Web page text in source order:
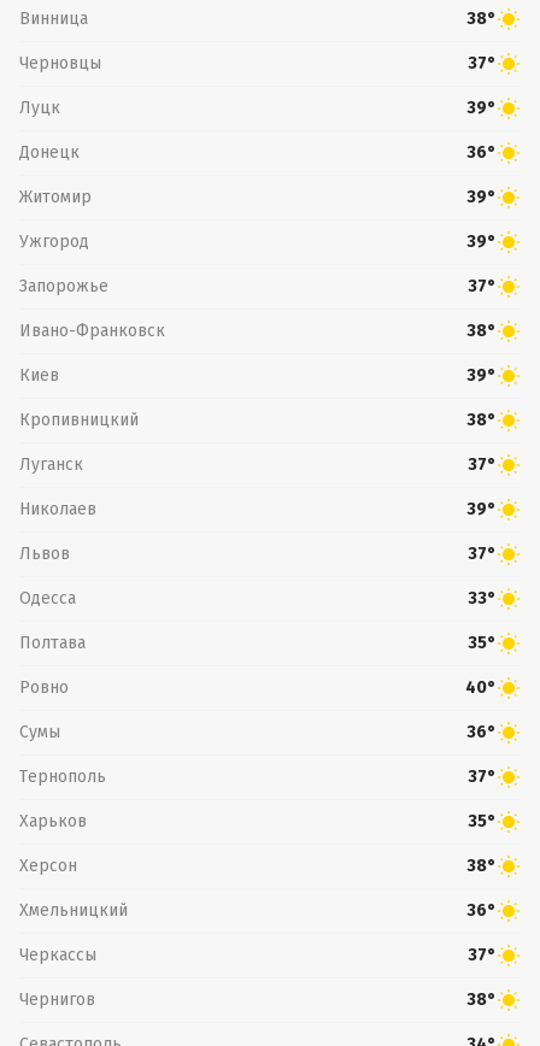
Винница 38°
Черновцы 37°
Луцк 39°
Донецк 36°
Житомир 39°
Ужгород 39°
Запорожье 37°
Ивано-Франковск 38°
Киев 39°
Кропивницкий 38°
Луганск 37°
Николаев 39°
Львов 37°
Одесса 33°
Полтава 35°
Ровно 40°
Сумы 36°
Тернополь 37°
Харьков 35°
Херсон 38°
Хмельницкий 36°
Черкассы 37°
Чернигов 38°